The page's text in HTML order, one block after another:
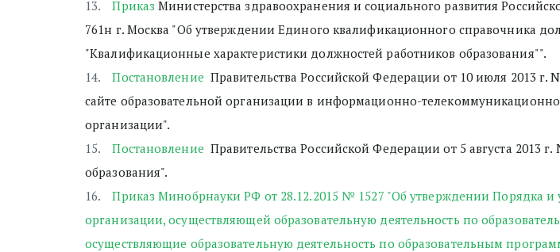
Приказ Министерства здравоохранения и социального развития
761н г. Москва "Об утверждении Единого квалификационного справочника
"Квалификационные характеристики должностей работников образования"".
Постановление Правительства Российской Федерации от 10 июля 2013
сайте образовательной организации в информационно-
организации".
Постановление Правительства Российской Федерации от 5 августа 2013
образования".
Приказ Минобрнауки РФ от 28.12.2015 № 1527 "Об утверждении Порядка и
организации, осуществляющей образовательную деятельность по
осуществляющие образовательную деятельность по образовательным